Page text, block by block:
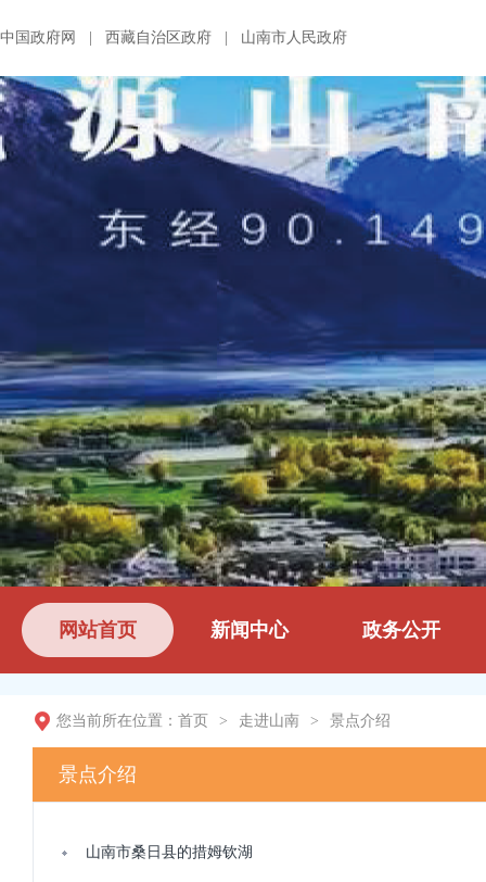
中国政府网 西藏自治区政府 山南市人民政府
网站首页 新闻中心 政务公开
您当前所在位置： 首页 > 走进山南 > 景点介绍
景点介绍
山南市桑日县的措姆钦湖